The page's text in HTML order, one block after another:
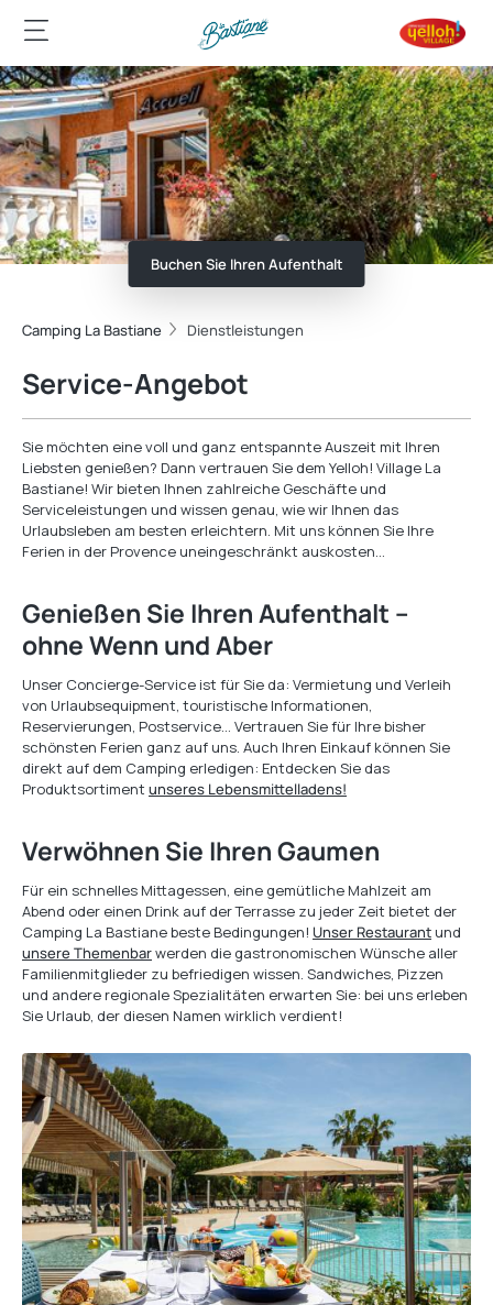
Buchen Sie Ihren Aufenthalt
Camping La Bastiane Dienstleistungen
Service-Angebot
Sie möchten eine voll und ganz entspannte Auszeit mit Ihren
Liebsten genießen? Dann vertrauen Sie dem Yelloh! Village La
Bastiane! Wir bieten Ihnen zahlreiche Geschäfte und
Serviceleistungen und wissen genau, wie wir Ihnen das
Urlaubsleben am besten erleichtern. Mit uns können Sie Ihre
Ferien in der Provence uneingeschränkt auskosten…
Genießen Sie Ihren Aufenthalt –
ohne Wenn und Aber
Unser Concierge-Service ist für Sie da: Vermietung und Verleih
von Urlaubsequipment, touristische Informationen,
Reservierungen, Postservice… Vertrauen Sie für Ihre bisher
schönsten Ferien ganz auf uns. Auch Ihren Einkauf können Sie
direkt auf dem Camping erledigen: Entdecken Sie das
Produktsortiment unseres Lebensmittelladens!
Verwöhnen Sie Ihren Gaumen
Für ein schnelles Mittagessen, eine gemütliche Mahlzeit am
Abend oder einen Drink auf der Terrasse zu jeder Zeit bietet der
Camping La Bastiane beste Bedingungen! Unser Restaurant und
unsere Themenbarwerden die gastronomischen Wünsche aller
Familienmitglieder zu befriedigen wissen. Sandwiches, Pizzen
und andere regionale Spezialitäten erwarten Sie: bei uns erleben
Sie Urlaub, der diesen Namen wirklich verdient!